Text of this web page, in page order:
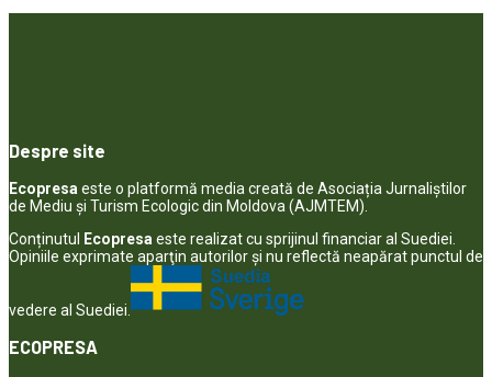
Despre site
Ecopresa este o platformă media creată de Asociația Jurnaliștilor
de Mediu și Turism Ecologic din Moldova (AJMTEM).
Conținutul
Ecopresa este realizat cu sprijinul financiar al Suediei.
Opiniile exprimate aparţin autorilor şi nu reflectă neapărat punctul de
vedere al Suediei.
ECOPRESA